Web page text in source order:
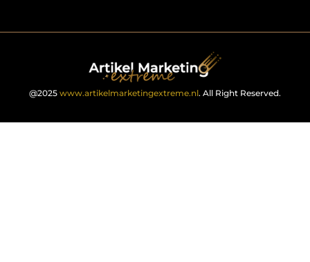
@2025 www.artikelmarketingextreme.nl. All Right Reserved.